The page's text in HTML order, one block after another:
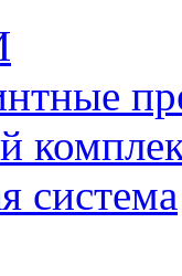
система